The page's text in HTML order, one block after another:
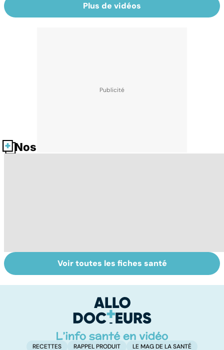
Plus de vidéos
Nos fiches santé
Faire du sport à
domicile, c'est
Don de gamètes :
le pour et le
levée de
l'anonymat
Voir toutes les fiches santé
RECETTES RAPPEL PRODUIT LE MAG DE LA SANTÉ